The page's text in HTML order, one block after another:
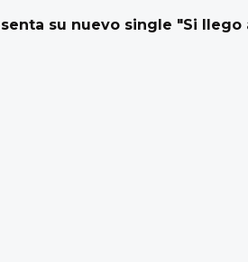
su nuevo single "Si llego